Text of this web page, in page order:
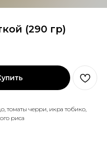
(290 гр)
томаты черри, икра тобико,
риса